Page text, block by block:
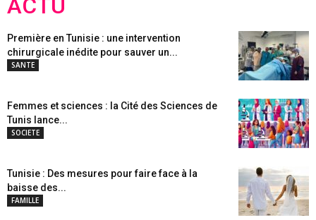
Première en Tunisie : une intervention
chirurgicale inédite pour sauver un...
SANTE
Femmes et sciences : la Cité des Sciences de
Tunis lance...
SOCIETE
Tunisie : Des mesures pour faire face à la
baisse des...
FAMILLE